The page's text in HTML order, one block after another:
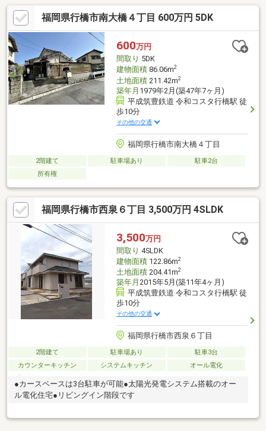
福岡県行橋市南大橋４丁目 600万円 5DK
600万円
間取り 5DK
建物面積86.06m2
土地面積211.42m2
築年月 1979年2月(築47年7ヶ月)
平成筑豊鉄道 令和コスタ行橋駅 徒
歩10分
その他の交通
福岡県行橋市南大橋４丁目
2階建て 駐車場あり
駐車2台
所有権
福岡県行橋市西泉６丁目 3,500万円 4SLDK
3,500万円
間取り 4SLDK
建物面積122.86m2
土地面積204.41m2
築年月 2015年5月(築11年4ヶ月)
平成筑豊鉄道 令和コスタ行橋駅 徒
歩10分
その他の交通
福岡県行橋市西泉６丁目
2階建て 駐車場あり
駐車3台
カウンターキッチン
システムキッチン オール電化
●カースペースは3台駐車が可能●太陽光発電システム搭載のオー
ル電化住宅●リビングイン階段です